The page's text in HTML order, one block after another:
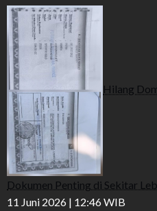
Hilang
Dokumen Penting di Sekitar
11 Juni 2026 | 12:46 WIB